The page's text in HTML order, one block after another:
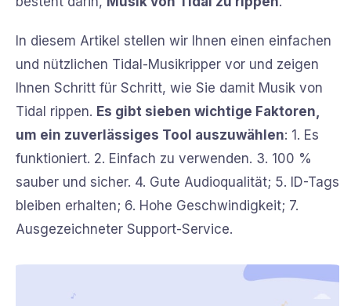
In diesem Artikel stellen wir Ihnen einen einfachen
und nützlichen Tidal-Musikripper vor und zeigen
Ihnen Schritt für Schritt, wie Sie damit Musik von
Tidal rippen. Es gibt sieben wichtige Faktoren,
um ein zuverlässiges Tool auszuwählen: 1. Es
funktioniert. 2. Einfach zu verwenden. 3. 100 %
sauber und sicher. 4. Gute Audioqualität; 5. ID-Tags
bleiben erhalten; 6. Hohe Geschwindigkeit; 7.
Ausgezeichneter Support-Service.